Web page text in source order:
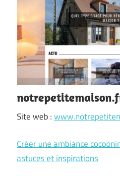
Site web :
Créer une ambiance
astuces et inspirations